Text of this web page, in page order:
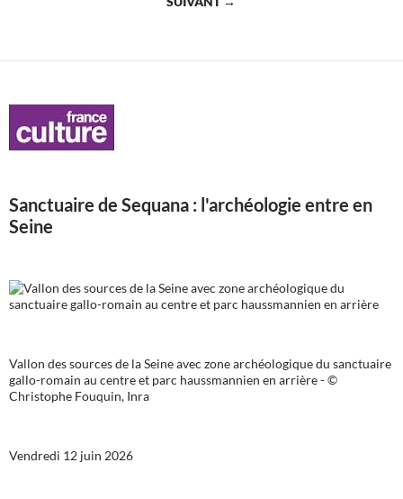
Sanctuaire de Sequana : l'archéologie entre en
Seine
Vallon des sources de la Seine avec zone archéologique du sanctuaire
gallo-romain au centre et parc haussmannien en arrière - ©
Christophe Fouquin, Inra
Vendredi 12 juin 2026